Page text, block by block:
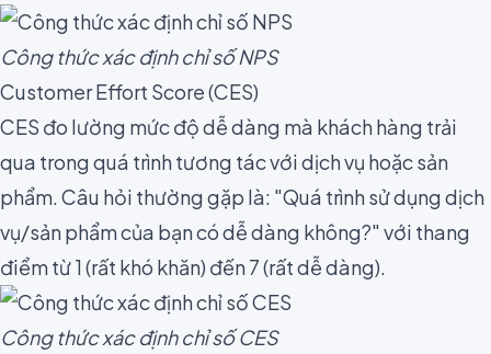
Công thức xác định chỉ số NPS
Customer Effort Score (CES)
CES đo lường mức độ dễ dàng mà khách hàng trải
qua trong quá trình tương tác với dịch vụ hoặc sản
phẩm. Câu hỏi thường gặp là: "Quá trình sử dụng dịch
vụ/sản phẩm của bạn có dễ dàng không?" với thang
điểm từ 1 (rất khó khăn) đến 7 (rất dễ dàng).
Công thức xác định chỉ số CES